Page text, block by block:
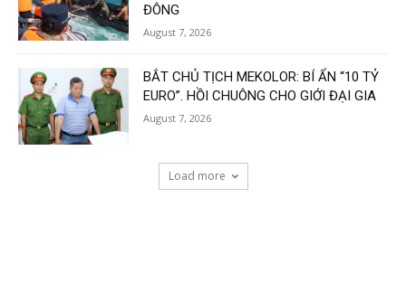
ĐÔNG
August 7, 2026
BẮT CHỦ TỊCH MEKOLOR: BÍ ẨN “10 TỶ
EURO”. HỒI CHUÔNG CHO GIỚI ĐẠI GIA
August 7, 2026
Load more